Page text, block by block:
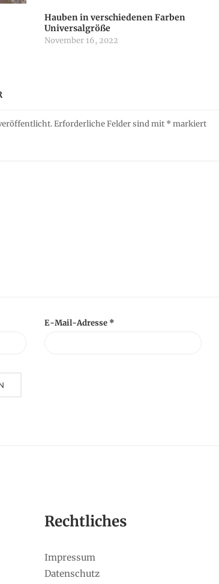
Hauben in verschiedenen Farben
Universalgröße
November 16, 2022
Erforderliche Felder sind mit * markiert
E-Mail-Adresse *
Rechtliches
Impressum
Datenschutz